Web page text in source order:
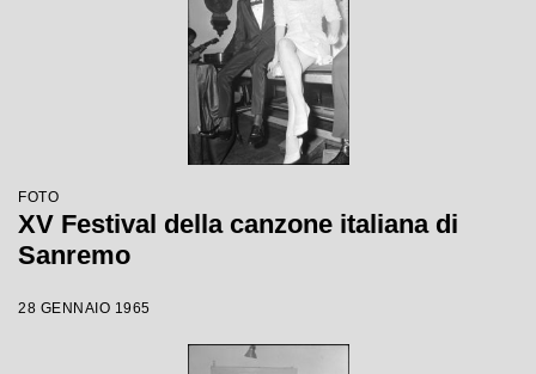
FOTO
XV Festival della canzone italiana di
Sanremo
28 GENNAIO 1965